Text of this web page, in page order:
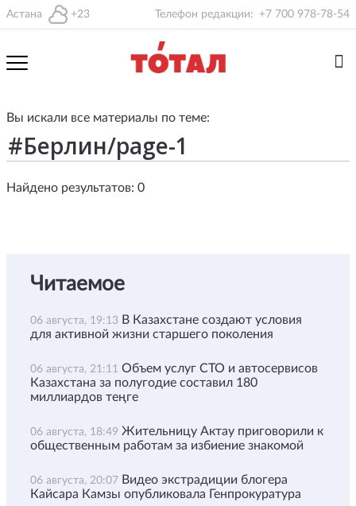
Астана +23 Телефон редакции: +7 700 978-78-54
Вы искали все материалы по теме:
Найдено результатов: 0
Читаемое
06 августа, 19:13 В Казахстане создают условия
для активной жизни старшего поколения
06 августа, 21:11 Объем услуг СТО и автосервисов
Казахстана за полугодие составил 180
миллиардов теңге
06 августа, 18:49 Жительницу Актау приговорили к
общественным работам за избиение знакомой
06 августа, 20:07 Видео экстрадиции блогера
Кайсара Камзы опубликовала Генпрокуратура